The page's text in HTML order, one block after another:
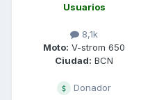
Usuarios
8,1k
Moto: V-strom 650
Ciudad: BCN
Donador